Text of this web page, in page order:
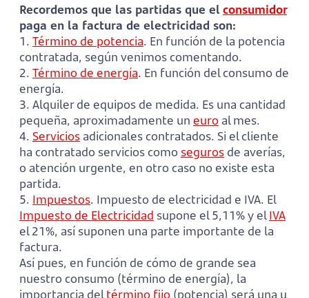
Recordemos que las partidas que elconsumidor
paga en la factura de electricidad son:
1. Término de potencia. En función de la potencia
contratada, según venimos comentando.
2. Término de energía. En función del consumo de
energía.
3. Alquiler de equipos de medida. Es una cantidad
pequeña, aproximadamente un euro al mes.
4. Servicios adicionales contratados. Si el cliente
ha contratado servicios como seguros de averías,
o atención urgente, en otro caso no existe esta
partida.
5. Impuestos. Impuesto de electricidad e IVA. El
Impuesto de Electricidad supone el 5,11% y elIVA
el 21%, así suponen una parte importante de la
factura.
Así pues, en función de cómo de grande sea
nuestro consumo (término de energía), la
importancia deltérmino fijo (potencia) será una u